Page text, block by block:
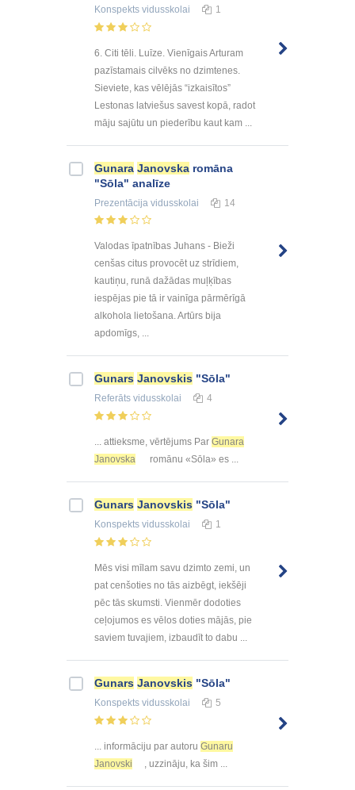
Konspekts vidusskolai 1
6. Citi tēli. Luīze. Vienīgais Arturam
pazīstamais cilvēks no dzimtenes.
Sieviete, kas vēlējās “izkaisītos”
Lestonas latviešus savest kopā, radot
māju sajūtu un piederību kaut kam ...
Gunara Janovska romāna
"Sōla" analīze
Prezentācija vidusskolai 14
Valodas īpatnības Juhans - Bieži
cenšas citus provocēt uz strīdiem,
kautiņu, runā dažādas muļķības
iespējas pie tā ir vainīga pārmērīgā
alkohola lietošana. Artūrs bija
apdomīgs, ...
Gunars Janovskis "Sōla"
Referāts vidusskolai 4
... attieksme, vērtējums Par Gunara
Janovska
romānu «Sōla» es ...
Gunars Janovskis "Sōla"
Konspekts vidusskolai 1
Mēs visi mīlam savu dzimto zemi, un
pat cenšoties no tās aizbēgt, iekšēji
pēc tās skumsti. Vienmēr dodoties
ceļojumos es vēlos doties mājās, pie
saviem tuvajiem, izbaudīt to dabu ...
Gunars Janovskis "Sōla"
Konspekts vidusskolai 5
... informāciju par autoru Gunaru
Janovski
, uzzināju, ka šim ...